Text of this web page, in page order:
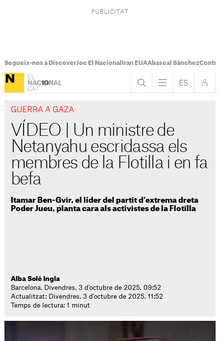
Segueix-nos a DiscoverJoc El Nacional Iran EUAAbascal Sánchez
GUERRA A GAZA
VÍDEO | Un ministre de
Netanyahu escridassa els
membres de la Flotilla i en fa
befa
Itamar Ben-Gvir, el líder del partit d'extrema dreta
Poder Jueu, planta cara als activistes de la Flotilla
Alba Solé Ingla
Barcelona. Divendres, 3 d'octubre de 2025. 09:52
Actualitzat: Divendres, 3 d'octubre de 2025. 11:52
Temps de lectura: 1 minut